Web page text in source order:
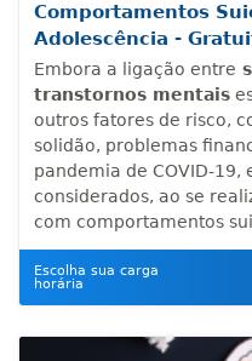
Comportamentos
Adolescência -
Embora a ligação entre
transtornos mentais
outros fatores de risco,
solidão, problemas
pandemia de COVID-
considerados, ao se
com comportamentos
Escolha sua carga
horária